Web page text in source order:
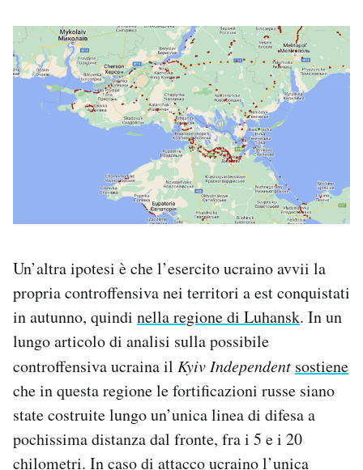
Un’altra ipotesi è che l’esercito ucraino avvii la
propria controffensiva nei territori a est conquistati
in autunno, quindi nella regione di Luhansk. In un
lungo articolo di analisi sulla possibile
controffensiva ucraina il Kyiv Independent sostiene
che in questa regione le fortificazioni russe siano
state costruite lungo un’unica linea di difesa a
pochissima distanza dal fronte, fra i 5 e i 20
chilometri. In caso di attacco ucraino l’unica